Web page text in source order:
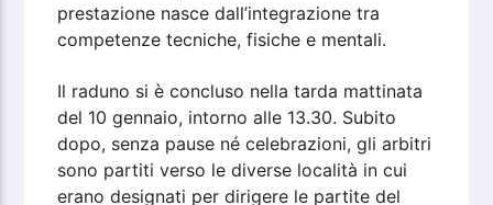
prestazione nasce dall’integrazione tra
competenze tecniche, fisiche e mentali.
Il raduno si è concluso nella tarda mattinata
del 10 gennaio, intorno alle 13.30. Subito
dopo, senza pause né celebrazioni, gli arbitri
sono partiti verso le diverse località in cui
erano designati per dirigere le partite del